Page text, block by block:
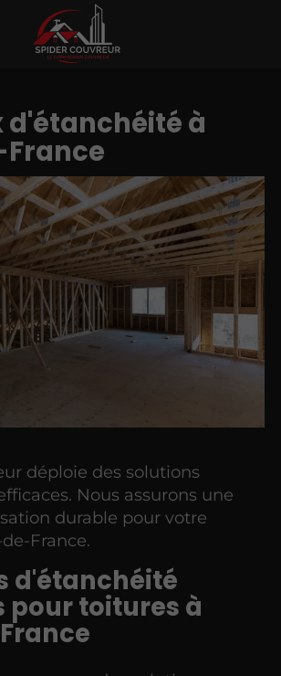
d'étanchéité à
déploie des solutions
Nous assurons une
durable pour votre
France.
d'étanchéité
pour toitures à